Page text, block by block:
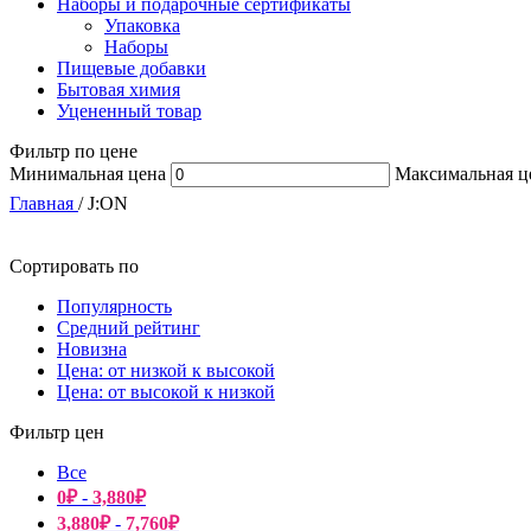
Упаковка
Наборы
Пищевые добавки
Бытовая химия
Уцененный товар
Фильтр по цене
Минимальная цена
Максимальная
Главная / J:ON
Сортировать по
Популярность
Средний рейтинг
Новизна
Цена: от низкой к высокой
Цена: от высокой к низкой
Фильтр цен
Все
0₽- 3,880₽
3,880₽- 7,760₽